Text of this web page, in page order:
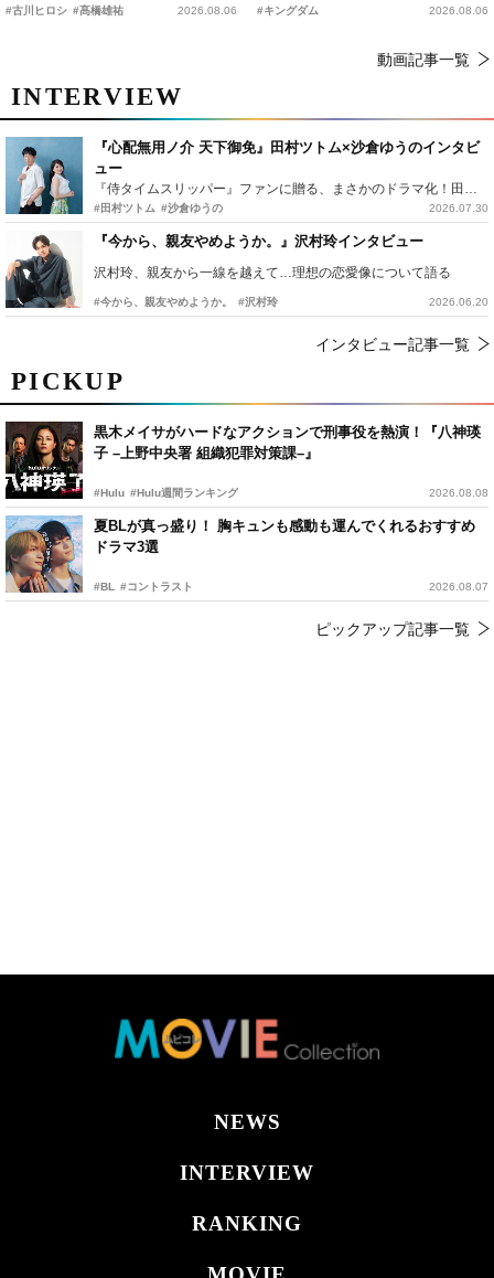
PICKUP
黒木メイサがハードなアクションで刑事役を熱演！『八神瑛
子 –上野中央署 組織犯罪対策課–』
#Hulu #Hulu週間ランキング 2026.08.08
夏BLが真っ盛り！ 胸キュンも感動も運んでくれるおすすめ
ドラマ3選
#BL #コントラスト 2026.08.07
ピックアップ記事一覧
#古川ヒロシ #髙橋雄祐 2026.08.06 #キングダム 2026.08.06
動画記事一覧
INTERVIEW
『心配無用ノ介 天下御免』田村ツトム×沙倉ゆうのインタビ
ュー
『侍タイムスリッパー』ファンに贈る、まさかのドラマ化！田村ツトム×沙倉ゆうのが語る『心配無用ノ介』撮影秘話
#田村ツトム #沙倉ゆうの 2026.07.30
『今から、親友やめようか。』沢村玲インタビュー
沢村玲、親友から一線を越えて…理想の恋愛像について語る
#今から、親友やめようか。 #沢村玲 2026.06.20
インタビュー記事一覧
NEWS
INTERVIEW
RANKING